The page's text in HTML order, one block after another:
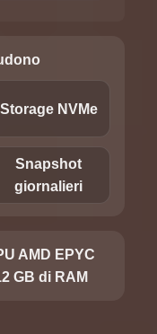
Storage NVMe
Snapshot
giornalieri
AMD EPYC
GB di RAM